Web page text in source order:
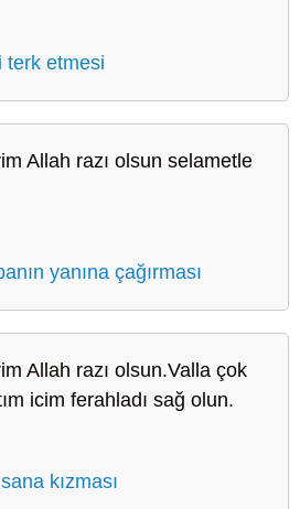
terk etmesi
Allah razı olsun selametle
yanına çağırması
Allah razı olsun.Valla çok
icim ferahladı sağ olun.
kızması